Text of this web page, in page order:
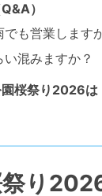
）
でも営業します
い混みますか？
桜祭り2026は
り